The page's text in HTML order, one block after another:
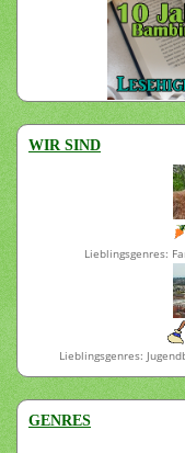
WIR SIND
Lieblingsgenres:
Lieblingsgenres:
GENRES